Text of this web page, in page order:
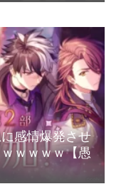
感情爆発させ
ｗｗｗｗ【愚